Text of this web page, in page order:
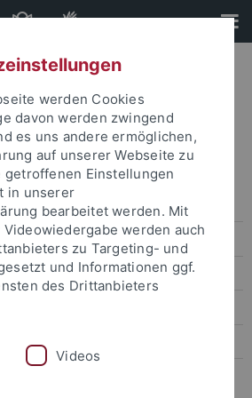
... Equity
werden Cookies
davon werden zwingend
es uns andere ermöglichen,
auf unserer Webseite zu
getroffenen Einstellungen
in unserer
bearbeitet werden. Mit
werden auch
zu Targeting- und
und Informationen ggf.
des Drittanbieters
Videos